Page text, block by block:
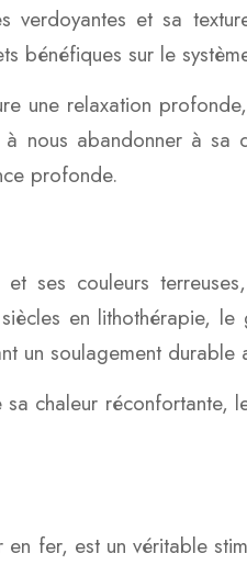
verdoyantes et sa
bénéfiques sur le
une relaxation
à nous abandonner à
profonde.
ses couleurs
en lithothérapie,
un soulagement durable
chaleur réconfortante,
en fer, est un véritable